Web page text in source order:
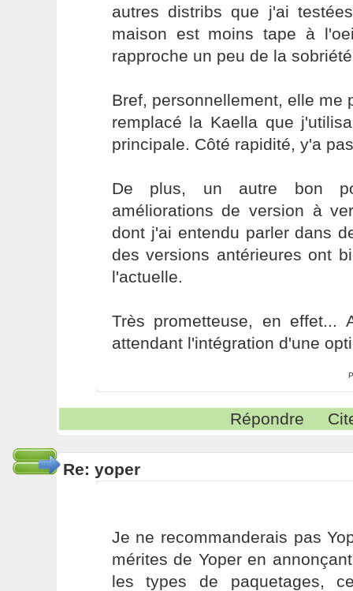
autres distribs que j'ai
maison est moins tape à
rapproche un peu de la
Bref, personnellement, elle me
remplacé la Kaella que
principale. Côté rapidité, y'a
De plus, un autre bon
améliorations de version à
dont j'ai entendu parler dans
des versions antérieures ont
l'actuelle.
Très prometteuse, en effet...
attendant l'intégration d'une
Répondre
Re: yoper
Je ne recommanderais pas
mérites de Yoper en
les types de paquetages,